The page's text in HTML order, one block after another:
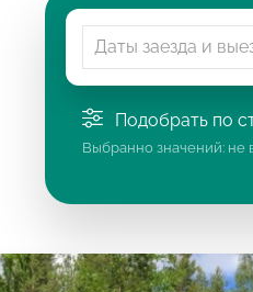
Подобрать по
Выбранно значений: не